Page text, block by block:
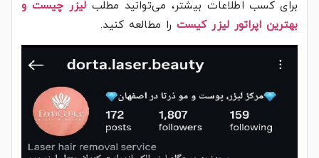
برای کسب اطلاعات بیشتر، می‌توانید مطلب لیزر چیست و
بهترین اپراتور لیزر کیست را مطالعه کنید.